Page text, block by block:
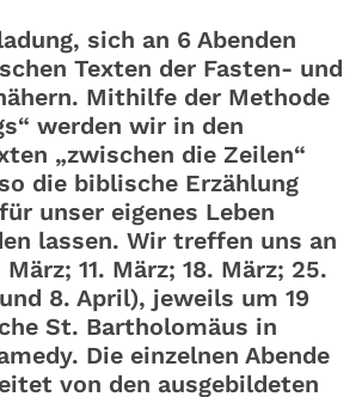
sich an 6 Abenden
Texten der Fasten- und
Mithilfe der Methode
werden wir in den
„zwischen die Zeilen“
die biblische Erzählung
unser eigenes Leben
lassen. Wir treffen uns an
11. März; 18. März; 25.
8. April), jeweils um 19
St. Bartholomäus in
Die einzelnen Abende
von den ausgebildeten